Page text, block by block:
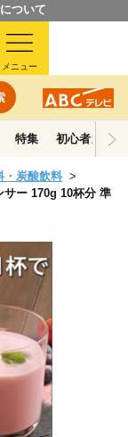
ついて
メニュー
特集 初心者ガイド
・炭酸飲料
サー 170g 10杯分 準